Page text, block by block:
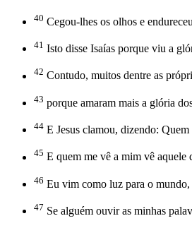
40 Cegou-lhes os olhos e
41 Isto disse Isaías porque viu a
42 Contudo, muitos dentre as
43 porque amaram mais a glória
44 E Jesus clamou, dizendo:
45 E quem me vê a mim vê aquele
46 Eu vim como luz para o mundo,
47 Se alguém ouvir as minhas